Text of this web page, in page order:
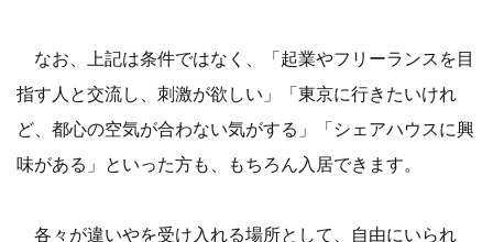
なお、上記は条件ではなく、「起業やフリーランスを目
指す人と交流し、刺激が欲しい」「東京に行きたいけれ
ど、都心の空気が合わない気がする」「シェアハウスに興
味がある」といった方も、もちろん入居できます。
各々が違いやを受け入れる場所として、自由にいられ